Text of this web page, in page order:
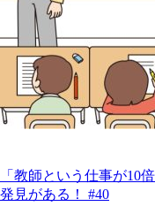
教師という仕事が10倍
見がある！ #40